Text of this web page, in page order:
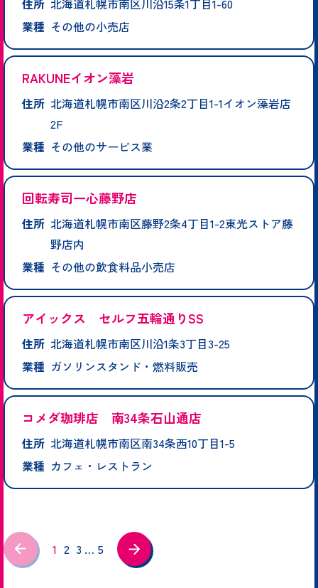
住所 北海道札幌市南区川沿15条1丁目1-60
業種 その他の小売店
RAKUNEイオン藻岩
住所 北海道札幌市南区川沿2条2丁目1-1イオン藻岩店
2F
業種 その他のサービス業
回転寿司一心藤野店
住所 北海道札幌市南区藤野2条4丁目1-2東光ストア藤
野店内
業種 その他の飲食料品小売店
アイックス セルフ五輪通りSS
住所 北海道札幌市南区川沿1条3丁目3-25
業種 ガソリンスタンド・燃料販売
コメダ珈琲店 南34条石山通店
住所 北海道札幌市南区南34条西10丁目1-5
業種 カフェ・レストラン
1 2 3 … 5